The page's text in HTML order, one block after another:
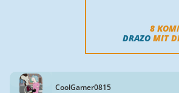
8
DRAZO MIT
CoolGamer0815